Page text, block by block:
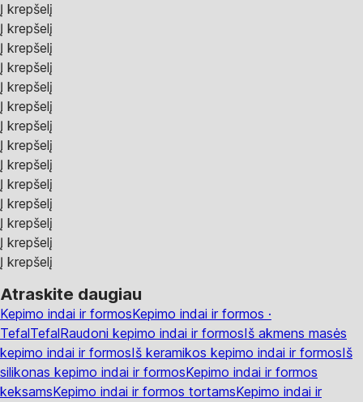
Į krepšelį
Į krepšelį
Į krepšelį
Į krepšelį
Į krepšelį
Į krepšelį
Į krepšelį
Į krepšelį
Į krepšelį
Į krepšelį
Į krepšelį
Į krepšelį
Į krepšelį
Į krepšelį
Atraskite daugiau
Kepimo indai ir formosKepimo indai ir formos ·
TefalTefalRaudoni kepimo indai ir formosIš akmens masės
kepimo indai ir formosIš keramikos kepimo indai ir formosIš
silikonas kepimo indai ir formosKepimo indai ir formos
keksamsKepimo indai ir formos tortamsKepimo indai ir